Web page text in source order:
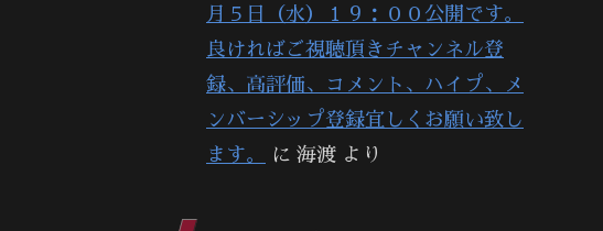
月５日（水）１９：００公開です。
良ければご視聴頂きチャンネル登
録、高評価、コメント、ハイプ、メ
ンバーシップ登録宜しくお願い致し
ます。
に 海渡 より